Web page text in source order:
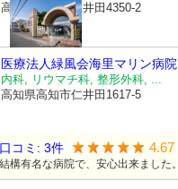
高知県高知市仁井田4350-2
医療法人緑風会海里マリン病院
内科, リウマチ科, 整形外科, ...
高知県高知市仁井田1617-5
口コミ: 3件 4.67
結構有名な病院で、安心出来ました。